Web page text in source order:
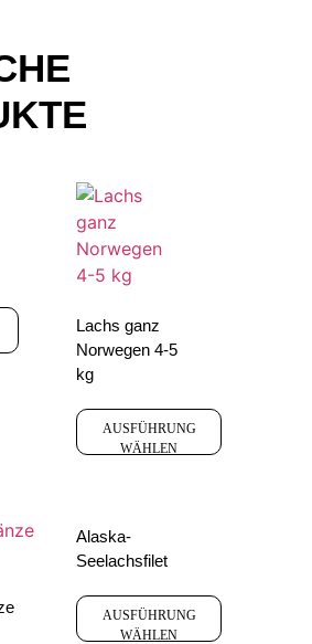
Lachs ganz
Norwegen 4-5
kg
AUSFÜHRUNG
WÄHLEN
Alaska-
Seelachsfilet
AUSFÜHRUNG
WÄHLEN